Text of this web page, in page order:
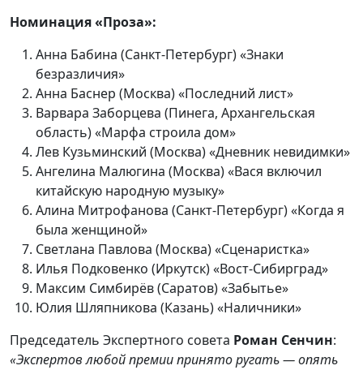
Номинация «Проза»:
Анна Бабина (Санкт-Петербург) «Знаки
безразличия»
Анна Баснер (Москва) «Последний лист»
Варвара Заборцева (Пинега, Архангельская
область) «Марфа строила дом»
Лев Кузьминский (Москва) «Дневник невидимки»
Ангелина Малюгина (Москва) «Вася включил
китайскую народную музыку»
Алина Митрофанова (Санкт-Петербург) «Когда я
была женщиной»
Светлана Павлова (Москва) «Сценаристка»
Илья Подковенко (Иркутск) «Вост-Сибирград»
Максим Симбирёв (Саратов) «Забытье»
Юлия Шляпникова (Казань) «Наличники»
Председатель Экспертного совета Роман Сенчин:
«Экспертов любой премии принято ругать — опять